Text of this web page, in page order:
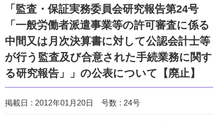
「監査・保証実務委員会研究報告第24号
「一般労働者派遣事業等の許可審査に係る
中間又は月次決算書に対して公認会計士等
が行う監査及び合意された手続業務に関す
る研究報告」」の公表について【廃止】
掲載日 2012年01月20日 号数 24号